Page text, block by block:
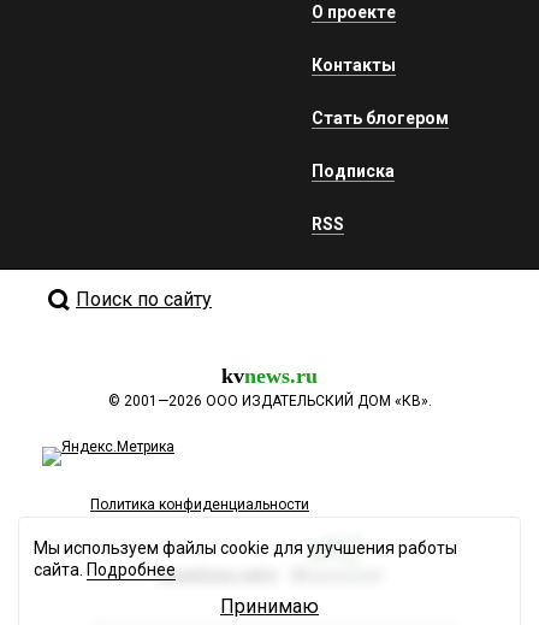
О проекте
Контакты
Стать блогером
Подписка
RSS
Поиск по сайту
kvnews.ru
© 2001—2026 ООО ИЗДАТЕЛЬСКИЙ ДОМ «КВ».
Политика конфиденциальности
Разработка сайта
Мы используем файлы cookie для улучшения работы
сайта. Подробнее
Принимаю